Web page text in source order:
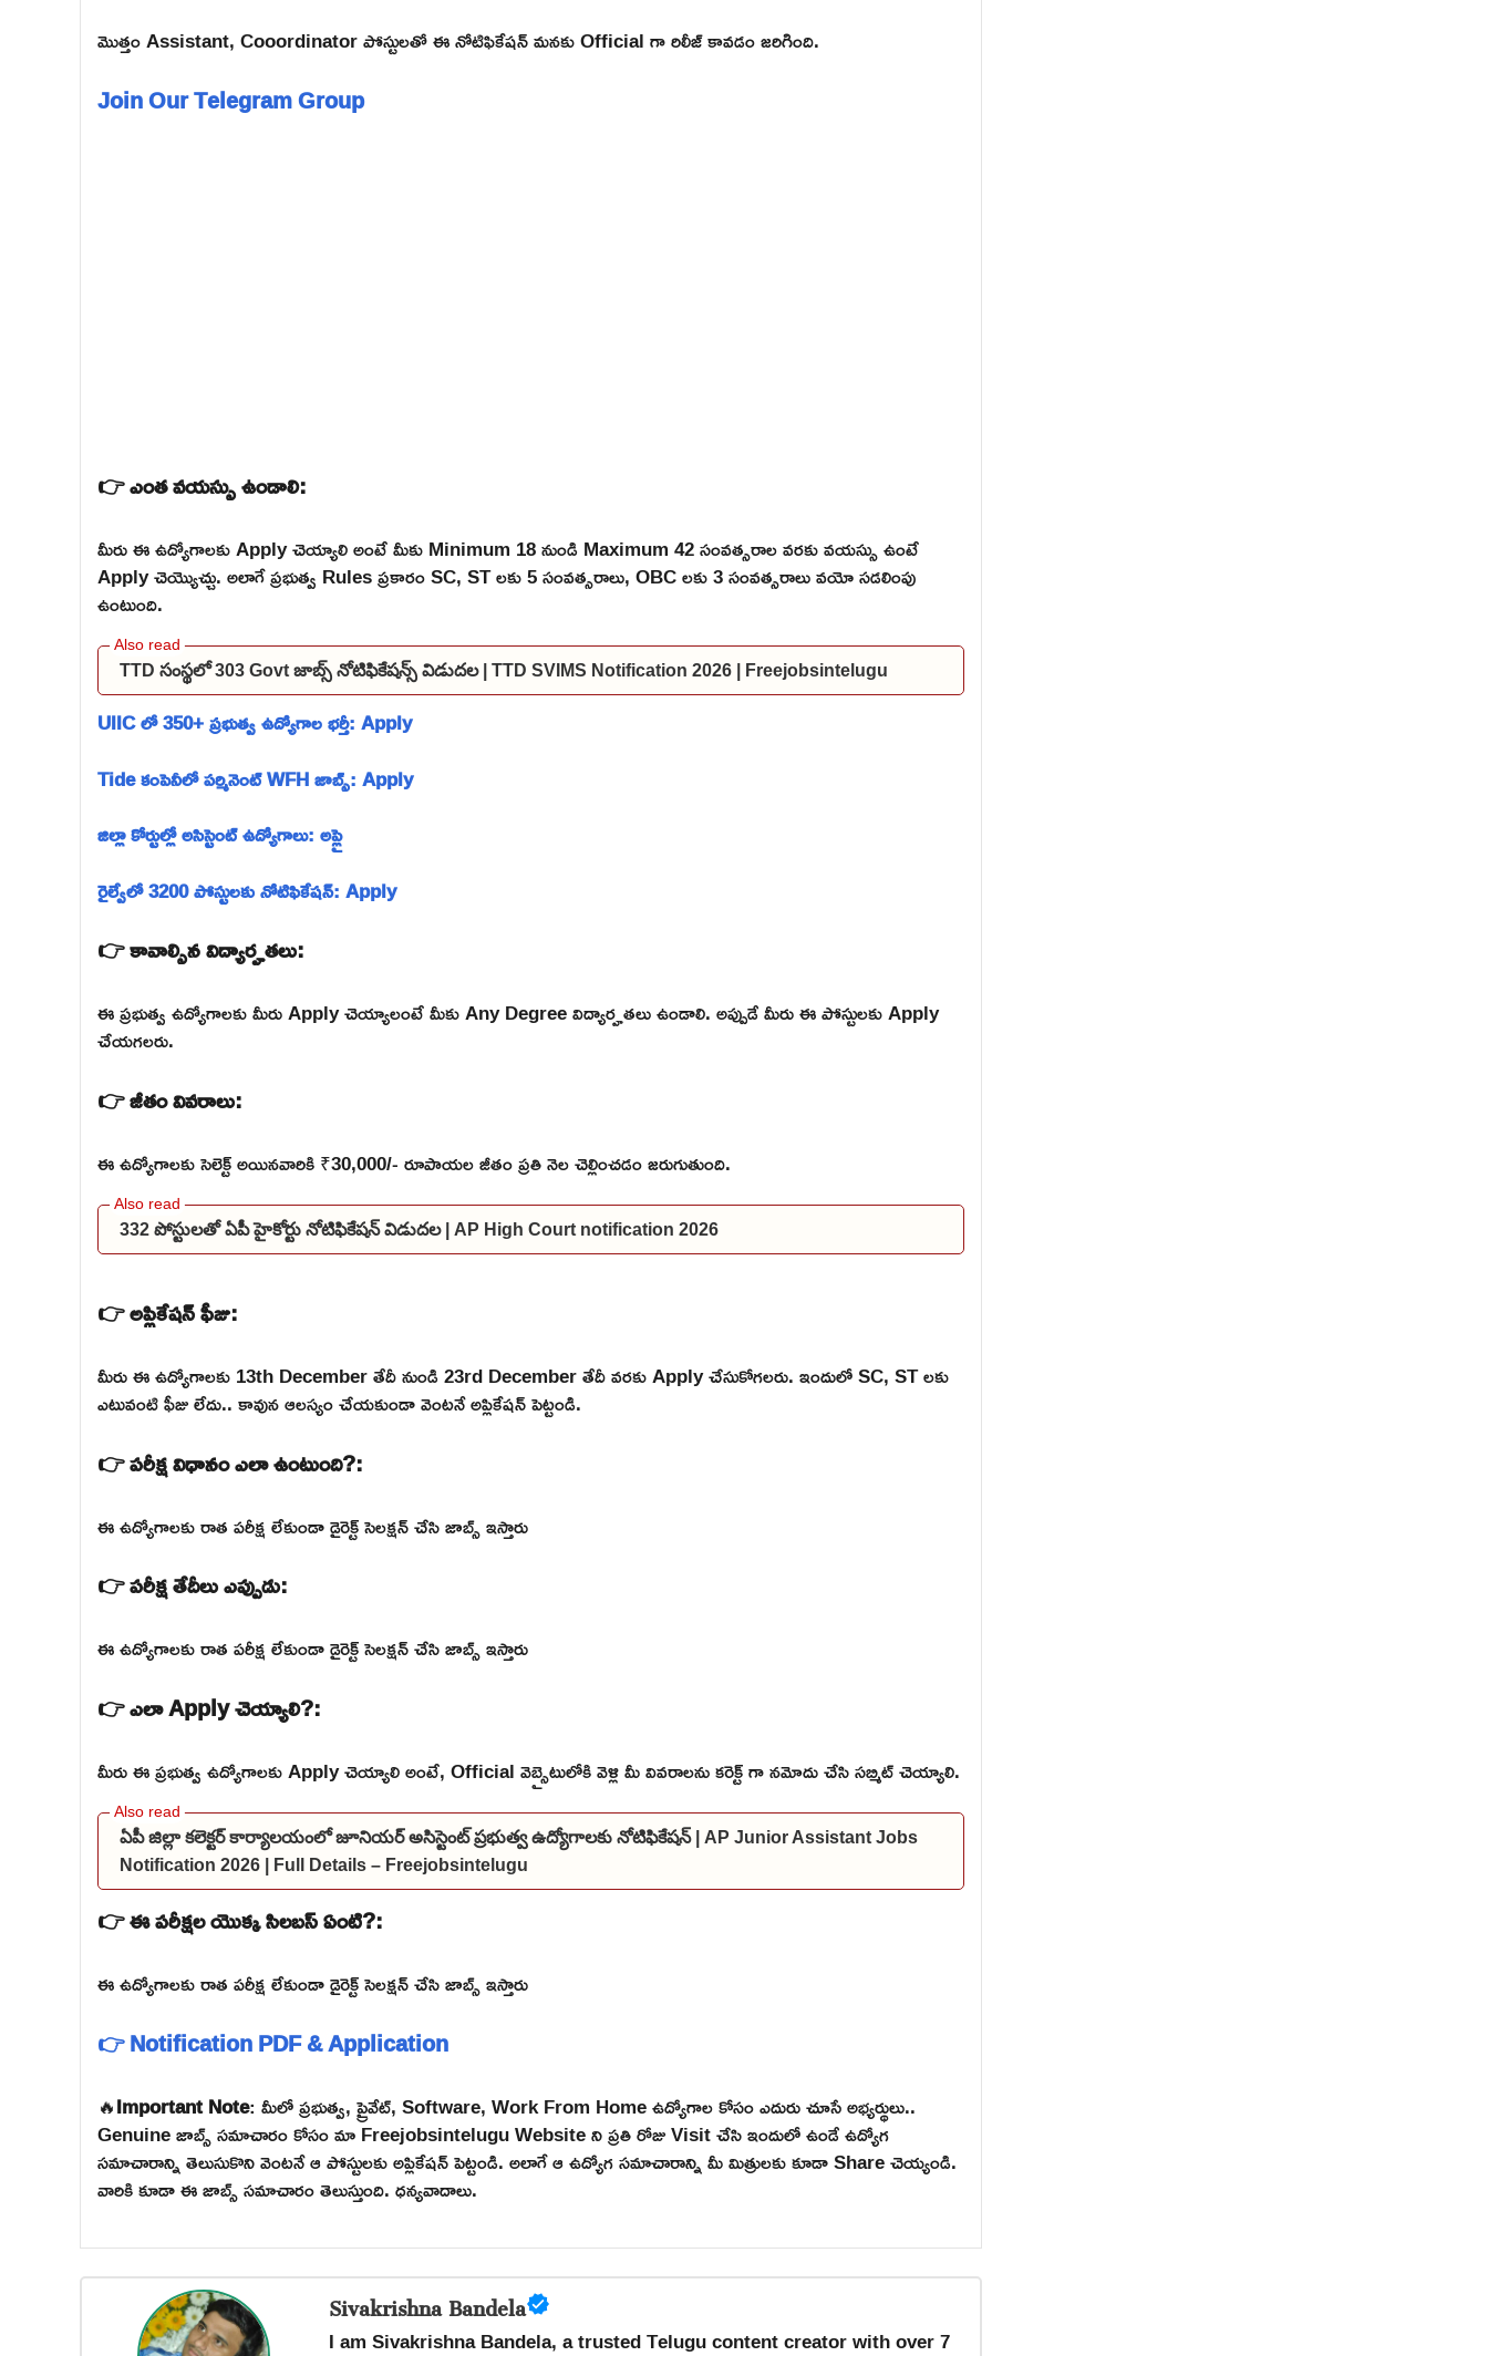
మొత్తం Assistant, Cooordinator పోస్టులతో ఈ నోటిఫికేషన్ మనకు Official గా రిలీజ్ కావడం జరిగింది.
Join Our Telegram Group
👉 ఎంత వయస్సు ఉండాలి:
మీరు ఈ ఉద్యోగాలకు Apply చెయ్యాలి అంటే మీకు Minimum 18 నుండి Maximum 42 సంవత్సరాల వరకు వయస్సు ఉంటే
Apply చెయ్యొచ్చు. అలాగే ప్రభుత్వ Rules ప్రకారం SC, ST లకు 5 సంవత్సరాలు, OBC లకు 3 సంవత్సరాలు వయో సడలింపు
ఉంటుంది.
TTD సంస్థలో 303 Govt జాబ్స్ నోటిఫికేషన్స్ విడుదల | TTD SVIMS Notification 2026 | Freejobsintelugu
UIIC లో 350+ ప్రభుత్వ ఉద్యోగాల భర్తీ: Apply
Tide కంపెనీలో పర్మినెంట్ WFH జాబ్స్: Apply
జిల్లా కోర్టుల్లో అసిస్టెంట్ ఉద్యోగాలు: అప్లై
రైల్వేలో 3200 పోస్టులకు నోటిఫికేషన్: Apply
👉 కావాల్సిన విద్యార్హతలు:
ఈ ప్రభుత్వ ఉద్యోగాలకు మీరు Apply చెయ్యాలంటే మీకు Any Degree విద్యార్హతలు ఉండాలి. అప్పుడే మీరు ఈ పోస్టులకు Apply
చేయగలరు.
👉 జీతం వివరాలు:
ఈ ఉద్యోగాలకు సెలెక్ట్ అయినవారికి ₹30,000/- రూపాయల జీతం ప్రతి నెల చెల్లించడం జరుగుతుంది.
332 పోస్టులతో ఏపీ హైకోర్టు నోటిఫికేషన్ విడుదల | AP High Court notification 2026
👉 అప్లికేషన్ ఫీజు:
మీరు ఈ ఉద్యోగాలకు 13th December తేదీ నుండి 23rd December తేదీ వరకు Apply చేసుకోగలరు. ఇందులో SC, ST లకు
ఎటువంటి ఫీజు లేదు.. కావున ఆలస్యం చేయకుండా వెంటనే అప్లికేషన్ పెట్టండి.
👉 పరీక్ష విధానం ఎలా ఉంటుంది?:
ఈ ఉద్యోగాలకు రాత పరీక్ష లేకుండా డైరెక్ట్ సెలక్షన్ చేసి జాబ్స్ ఇస్తారు
👉 పరీక్ష తేదీలు ఎప్పుడు:
ఈ ఉద్యోగాలకు రాత పరీక్ష లేకుండా డైరెక్ట్ సెలక్షన్ చేసి జాబ్స్ ఇస్తారు
👉 ఎలా Apply చెయ్యాలి?:
మీరు ఈ ప్రభుత్వ ఉద్యోగాలకు Apply చెయ్యాలి అంటే, Official వెబ్సైటులోకి వెళ్లి మీ వివరాలను కరెక్ట్ గా నమోదు చేసి సబ్మిట్ చెయ్యాలి.
ఏపీ జిల్లా కలెక్టర్ కార్యాలయంలో జూనియర్ అసిస్టెంట్ ప్రభుత్వ ఉద్యోగాలకు నోటిఫికేషన్ | AP Junior Assistant Jobs
Notification 2026 | Full Details – Freejobsintelugu
👉 ఈ పరీక్షల యొక్క సిలబస్ ఏంటి?:
ఈ ఉద్యోగాలకు రాత పరీక్ష లేకుండా డైరెక్ట్ సెలక్షన్ చేసి జాబ్స్ ఇస్తారు
👉 Notification PDF & Application
🔥Important Note: మీలో ప్రభుత్వ, ప్రైవేట్, Software, Work From Home ఉద్యోగాల కోసం ఎదురు చూసే అభ్యర్థులు..
Genuine జాబ్స్ సమాచారం కోసం మా Freejobsintelugu Website ని ప్రతి రోజు Visit చేసి ఇందులో ఉండే ఉద్యోగ
సమాచారాన్ని తెలుసుకొని వెంటనే ఆ పోస్టులకు అప్లికేషన్ పెట్టండి. అలాగే ఆ ఉద్యోగ సమాచారాన్ని మీ మిత్రులకు కూడా Share చెయ్యండి.
వారికి కూడా ఈ జాబ్స్ సమాచారం తెలుస్తుంది. ధన్యవాదాలు.
Sivakrishna Bandela
I am Sivakrishna Bandela, a trusted Telugu content creator with over 7